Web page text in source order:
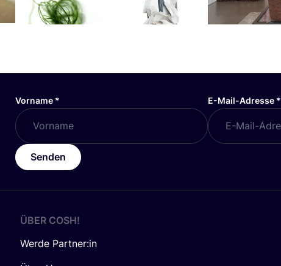
Vorname * E-Mail-Adresse *
Senden
ÜBER COSH!
Werde Partner:in